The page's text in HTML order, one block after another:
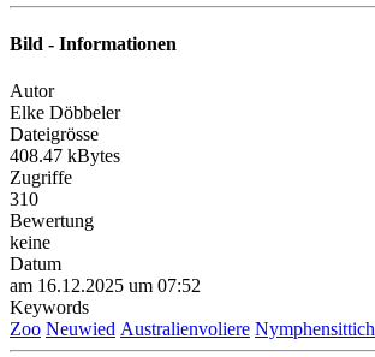
Bild - Informationen
Autor
Elke Döbbeler
Dateigrösse
408.47 kBytes
Zugriffe
310
Bewertung
keine
Datum
am 16.12.2025 um 07:52
Keywords
Zoo Neuwied Australienvoliere Nymphensittich